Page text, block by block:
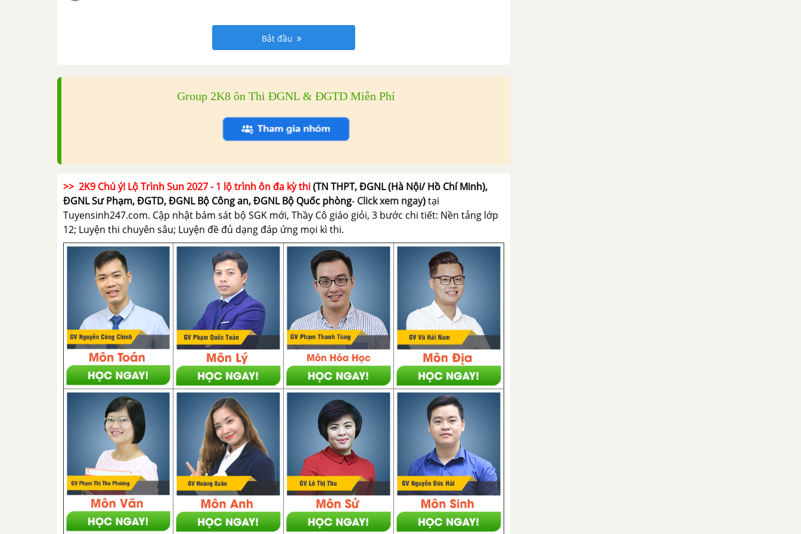
Bắt đầu
Group 2K8 ôn Thi ĐGNL & ĐGTD Miễn Phí
>> 2K9 Chú ý! Lộ Trình Sun 2027 - 1 lộ trình ôn đa kỳ thi(TN THPT, ĐGNL (Hà Nội/ Hồ Chí Minh),
ĐGNL Sư Phạm, ĐGTD, ĐGNL Bộ Công an, ĐGNL Bộ Quốc phòng- Click xem ngay)tại
Tuyensinh247.com. Cập nhật bám sát bộ SGK mới, Thầy Cô giáo giỏi, 3 bước chi tiết: Nền tảng lớp
12; Luyện thi chuyên sâu; Luyện đề đủ dạng đáp ứng mọi kì thi.